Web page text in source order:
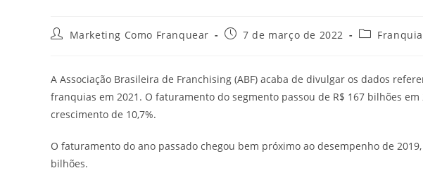
Marketing Como Franquear 7 de março de 2022
A Associação Brasileira de Franchising (ABF) acaba de divulgar os dados
franquias em 2021. O faturamento do segmento passou de R$ 167 bilhões em
crescimento de 10,7%.
O faturamento do ano passado chegou bem próximo ao desempenho de
bilhões.